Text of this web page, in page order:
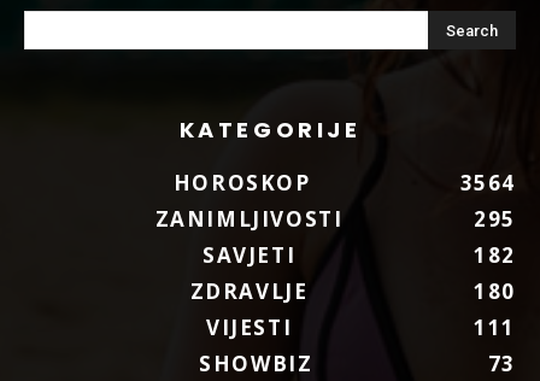
KATEGORIJE
HOROSKOP
3564
ZANIMLJIVOSTI
295
SAVJETI
182
ZDRAVLJE
180
VIJESTI
111
SHOWBIZ
73